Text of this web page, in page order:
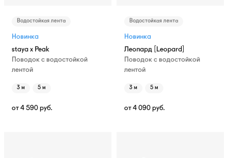
Водостойкая лента
Новинка
staya x Peak
Поводок с водостойкой
лентой
3 м 5 м
от 4 590 руб.
Водостойкая лента
Новинка
Леопард [Leopard]
Поводок с водостойкой
лентой
3 м 5 м
от 4 090 руб.